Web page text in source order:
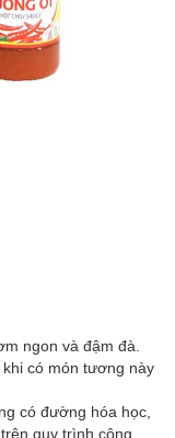
ngon và đậm đà.
có món tương này
có đường hóa học,
quy trình công